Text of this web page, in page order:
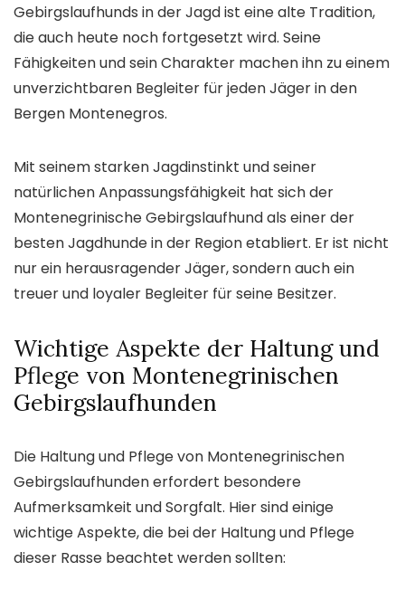
Gebirgslaufhunds in der Jagd ist eine alte Tradition,
die auch heute noch fortgesetzt wird. Seine
Fähigkeiten und sein Charakter machen ihn zu einem
unverzichtbaren Begleiter für jeden Jäger in den
Bergen Montenegros.
Mit seinem starken Jagdinstinkt und seiner
natürlichen Anpassungsfähigkeit hat sich der
Montenegrinische Gebirgslaufhund als einer der
besten Jagdhunde in der Region etabliert. Er ist nicht
nur ein herausragender Jäger, sondern auch ein
treuer und loyaler Begleiter für seine Besitzer.
Wichtige Aspekte der Haltung und
Pflege von Montenegrinischen
Gebirgslaufhunden
Die Haltung und Pflege von Montenegrinischen
Gebirgslaufhunden erfordert besondere
Aufmerksamkeit und Sorgfalt. Hier sind einige
wichtige Aspekte, die bei der Haltung und Pflege
dieser Rasse beachtet werden sollten: